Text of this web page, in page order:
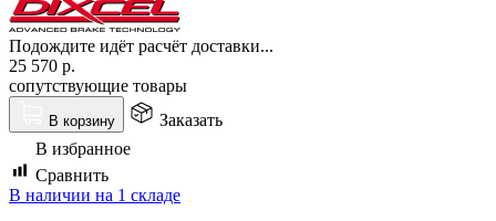
Подождите идёт расчёт доставки...
25 570 р.
сопутствующие товары
В корзину
Заказать
В избранное
Сравнить
В наличии на 1 складе